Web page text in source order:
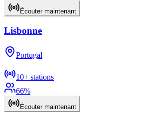
Écouter maintenant
Lisbonne
Portugal
10+ stations
66%
Écouter maintenant